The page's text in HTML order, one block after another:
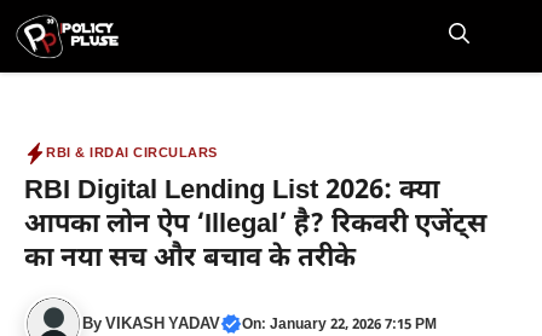
Skip
content
RBI & IRDAI CIRCULARS
RBI Digital Lending List 2026: क्या
आपका लोन ऐप ‘Illegal’ है? रिकवरी एजेंट्स
का नया सच और बचाव के तरीके
ByVIKASH YADAV On: January 22, 2026 7:15 PM